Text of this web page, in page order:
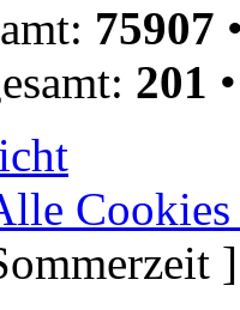
75907
201
Cookies
]